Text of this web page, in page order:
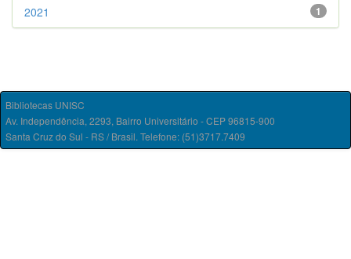
1
2021
Bibliotecas UNISC
Av. Independência, 2293, Bairro Universitário - CEP 96815-900
Santa Cruz do Sul - RS / Brasil. Telefone: (51)3717.7409